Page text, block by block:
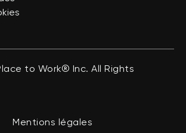
to Work® Inc. All Rights
Mentions légales